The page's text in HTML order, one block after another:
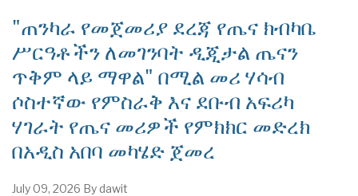
"ጠንካራ የመጀመሪያ ደረጃ የጤና ክብካቤ
ሥርዓቶችን ለመገንባት ዲጂታል ጤናን
ጥቅም ላይ ማዋል" በሚል መሪ ሃሳብ
ሶስተኛው የምስራቅ እና ደቡብ አፍሪካ
ሃገራት የጤና መሪዎች የምክክር መድረክ
በአዲስ አበባ መካሄድ ጀመረ
July 09, 2026 By dawit